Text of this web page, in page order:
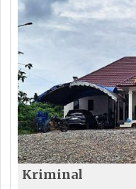
Kriminal